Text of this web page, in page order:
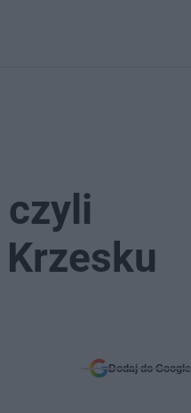
czyli
Dodaj do Google